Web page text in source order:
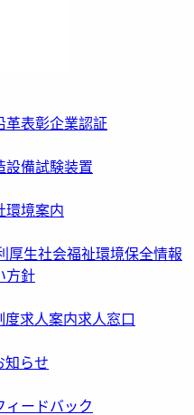
革表彰企業認証
設備試験装置
環境案内
厚生社会福祉環境保全情報
方針
度求人案内求人窓口
知らせ
ィードバック